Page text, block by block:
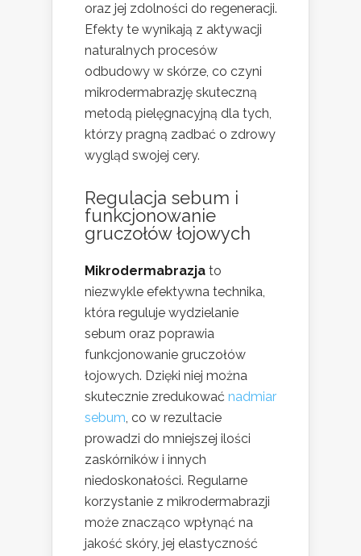
oraz jej zdolności do regeneracji.
Efekty te wynikają z aktywacji
naturalnych procesów
odbudowy w skórze, co czyni
mikrodermabrazję skuteczną
metodą pielęgnacyjną dla tych,
którzy pragną zadbać o zdrowy
wygląd swojej cery.
Regulacja sebum i
funkcjonowanie
gruczołów łojowych
Mikrodermabrazja to
niezwykle efektywna technika,
która reguluje wydzielanie
sebum oraz poprawia
funkcjonowanie gruczołów
łojowych. Dzięki niej można
skutecznie zredukować nadmiar
sebum, co w rezultacie
prowadzi do mniejszej ilości
zaskórników i innych
niedoskonałości. Regularne
korzystanie z mikrodermabrazji
może znacząco wpłynąć na
jakość skóry, jej elastyczność